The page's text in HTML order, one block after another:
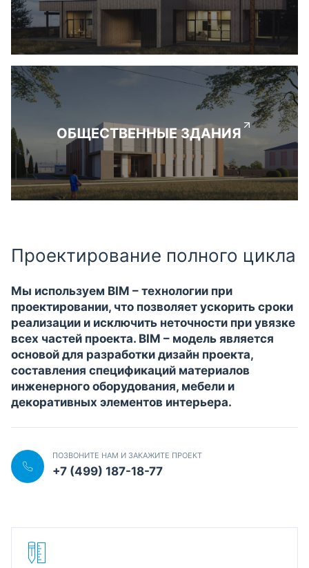
ОБЩЕСТВЕННЫЕ ЗДАНИЯ
Проектирование полного цикла
Мы используем BIM – технологии при
проектировании, что позволяет ускорить сроки
реализации и исключить неточности при увязке
всех частей проекта. BIM – модель является
основой для разработки дизайн проекта,
составления спецификаций материалов
инженерного оборудования, мебели и
декоративных элементов интерьера.
ПОЗВОНИТЕ НАМ И ЗАКАЖИТЕ ПРОЕКТ
+7 (499) 187-18-77